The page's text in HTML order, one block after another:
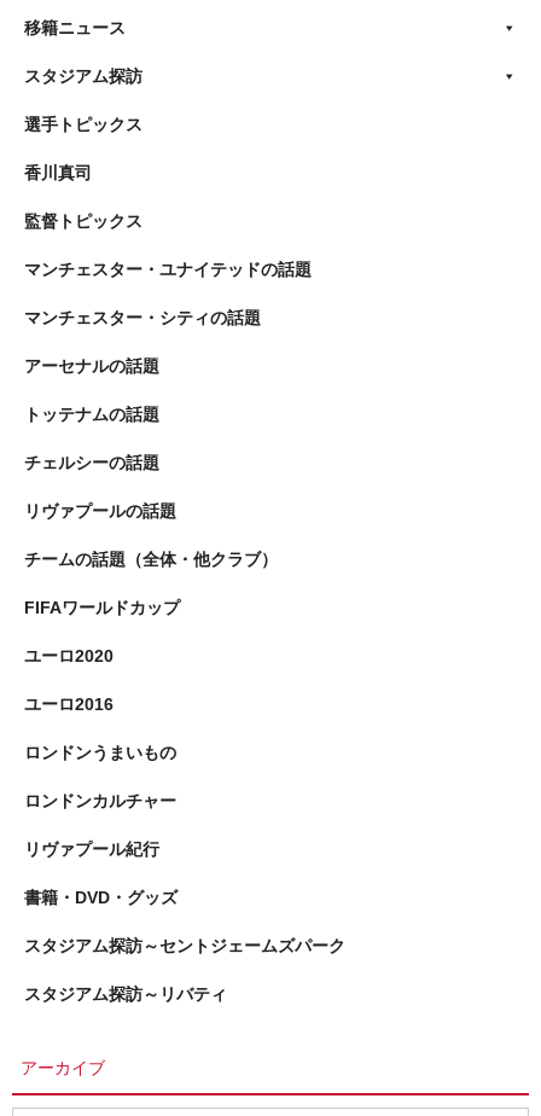
移籍ニュース
スタジアム探訪
選手トピックス
香川真司
監督トピックス
マンチェスター・ユナイテッドの話題
マンチェスター・シティの話題
アーセナルの話題
トッテナムの話題
チェルシーの話題
リヴァプールの話題
チームの話題（全体・他クラブ）
FIFAワールドカップ
ユーロ2020
ユーロ2016
ロンドンうまいもの
ロンドンカルチャー
リヴァプール紀行
書籍・DVD・グッズ
スタジアム探訪～セントジェームズパーク
スタジアム探訪～リバティ
アーカイブ